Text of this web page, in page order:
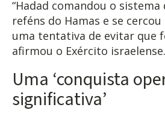
“Hadad comandou o
reféns do Hamas e se
uma tentativa de evitar que
afirmou o Exército israelense.
Uma ‘conquista
significativa’